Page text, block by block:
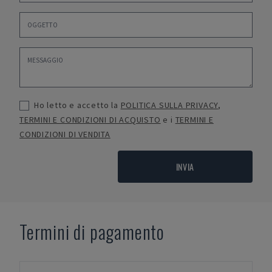
Ho letto e accetto la POLITICA SULLA PRIVACY,
TERMINI E CONDIZIONI DI ACQUISTO e i TERMINI E
CONDIZIONI DI VENDITA
INVIA
Termini di pagamento